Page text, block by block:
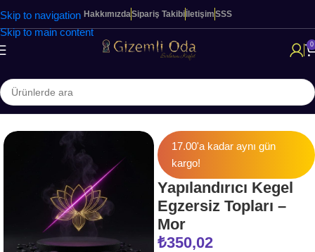
Skip to navigation
Skip to main content
HakkımızdaSipariş Takibi İletişimSSS
0
Ana Sayfa KADIN BAKIM SERİSİ
17.00'a kadar aynı gün
kargo!
Yapılandırıcı Kegel
Egzersiz Topları –
Mor
₺350,02